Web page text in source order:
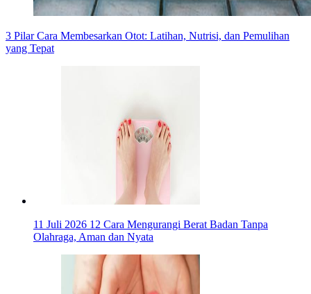
3 Pilar Cara Membesarkan Otot: Latihan, Nutrisi, dan Pemulihan
yang Tepat
11 Juli 2026 12 Cara Mengurangi Berat Badan Tanpa
Olahraga, Aman dan Nyata